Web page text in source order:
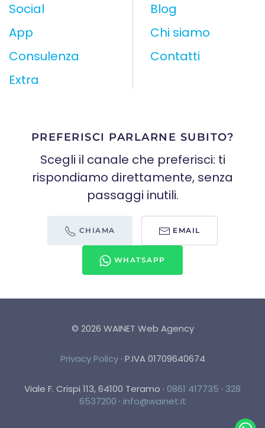
Social
App
Consulenza
Extra
Blog
Chi siamo
Contatti
PREFERISCI PARLARNE SUBITO?
Scegli il canale che preferisci: ti
rispondiamo direttamente, senza
passaggi inutili.
CHIAMA EMAIL
WHATSAPP
© 2026 WAINET Web Agency
Privacy Policy · P.IVA 01709640674
Viale F. Crispi 113, 64100 Teramo · 0861 417735 · 328
6537200 · info@wainet.it